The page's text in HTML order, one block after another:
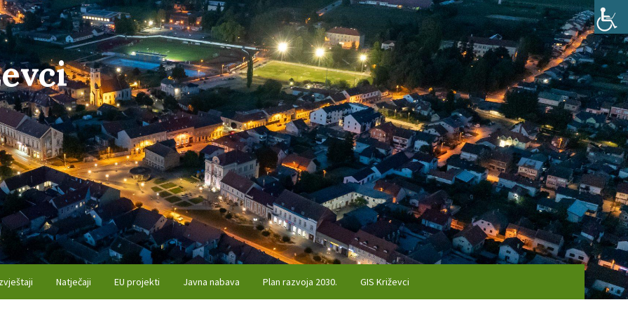
Natječaji EU projekti Javna nabava Plan razvoja 2030. GIS Križevci